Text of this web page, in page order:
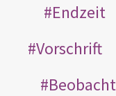
Endzeit
Vorschrift